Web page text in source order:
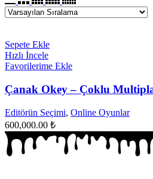
Sepete Ekle
Hızlı İncele
Favorilerime Ekle
Çanak Okey – Çoklu
Editörün Seçimi, Online Oyunlar
600,000.00 ₺